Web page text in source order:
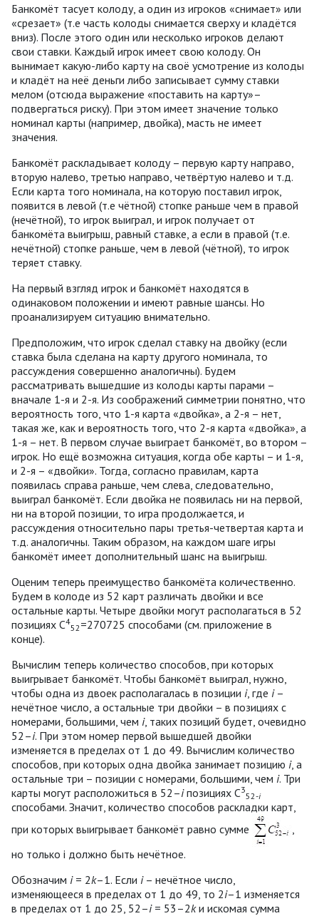
Банкомёт тасует колоду, а один из игроков «снимает» или
«срезает» (т.е часть колоды снимается сверху и кладётся
вниз). После этого один или несколько игроков делают
свои ставки. Каждый игрок имеет свою колоду. Он
вынимает какую-либо карту на своё усмотрение из колоды
и кладёт на неё деньги либо записывает сумму ставки
мелом (отсюда выражение «поставить на карту»–
подвергаться риску). При этом имеет значение только
номинал карты (например, двойка), масть не имеет
значения.
Банкомёт раскладывает колоду – первую карту направо,
вторую налево, третью направо, четвёртую налево и т.д.
Если карта того номинала, на которую поставил игрок,
появится в левой (т.е чётной) стопке раньше чем в правой
(нечётной), то игрок выиграл, и игрок получает от
банкомёта выигрыш, равный ставке, а если в правой (т.е.
нечётной) стопке раньше, чем в левой (чётной), то игрок
теряет ставку.
На первый взгляд игрок и банкомёт находятся в
одинаковом положении и имеют равные шансы. Но
проанализируем ситуацию внимательно.
Предположим, что игрок сделал ставку на двойку (если
ставка была сделана на карту другого номинала, то
рассуждения совершенно аналогичны). Будем
рассматривать вышедшие из колоды карты парами –
вначале 1-я и 2-я. Из соображений симметрии понятно, что
вероятность того, что 1-я карта «двойка», а 2-я – нет,
такая же, как и вероятность того, что 2-я карта «двойка», а
1-я – нет. В первом случае выиграет банкомёт, во втором –
игрок. Но ещё возможна ситуация, когда обе карты – и 1-я,
и 2-я – «двойки». Тогда, согласно правилам, карта
появилась справа раньше, чем слева, следовательно,
выиграл банкомёт. Если двойка не появилась ни на первой,
ни на второй позиции, то игра продолжается, и
рассуждения относительно пары третья-четвертая карта и
т.д. аналогичны. Таким образом, на каждом шаге игры
банкомёт имеет дополнительный шанс на выигрыш.
Оценим теперь преимущество банкомёта количественно.
Будем в колоде из 52 карт различать двойки и все
остальные карты. Четыре двойки могут располагаться в 52
позициях C4
52 =270725 способами (см. приложение в
конце).
Вычислим теперь количество способов, при которых
выигрывает банкомёт. Чтобы банкомёт выиграл, нужно,
чтобы одна из двоек располагалась в позиции i, где i–
нечётное число, а остальные три двойки – в позициях с
номерами, большими, чем i, таких позиций будет, очевидно
52–i. При этом номер первой вышедшей двойки
изменяется в пределах от 1 до 49. Вычислим количество
способов, при которых одна двойка занимает позицию i, а
остальные три – позиции с номерами, большими, чем i. Три
карты могут расположиться в 52–iпозициях C3
52-i
способами. Значит, количество способов раскладки карт,
при которых выигрывает банкомёт равно сумме
но только i должно быть нечётное.
Обозначим i= 2k–1. Если i– нечётное число,
изменяющееся в пределах от 1 до 49, то 2i–1 изменяется
в пределах от 1 до 25, 52–i= 53–2kи искомая сумма